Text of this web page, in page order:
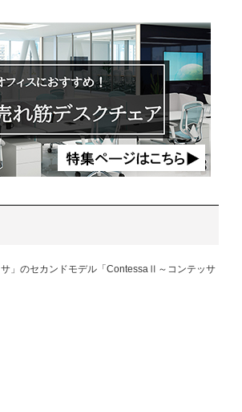
」のセカンドモデル「ContessaⅡ～コンテッサ